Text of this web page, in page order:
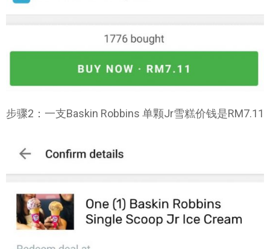
步骤2：一支Baskin Robbins 单颗Jr雪糕价钱是RM7.11